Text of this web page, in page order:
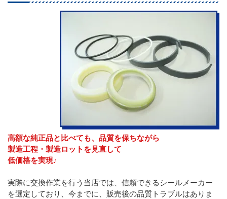
高額な純正品と比べても、品質を保ちながら
製造工程・製造ロットを見直して
低価格を実現♪
実際に交換作業を行う当店では、信頼できるシールメーカー
を選定しており、今までに、販売後の品質トラブルはありま